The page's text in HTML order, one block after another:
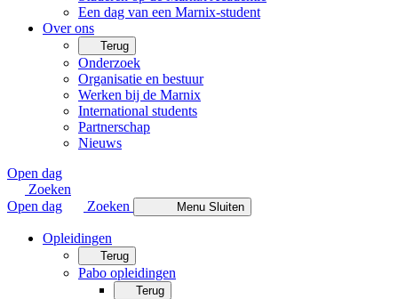
Een dag van een Marnix-student
Over ons
Terug
Onderzoek
Organisatie en bestuur
Werken bij de Marnix
International students
Partnerschap
Nieuws
Open dag
Zoeken
Open dag
Zoeken Menu Sluiten
Opleidingen
Terug
Pabo opleidingen
Terug